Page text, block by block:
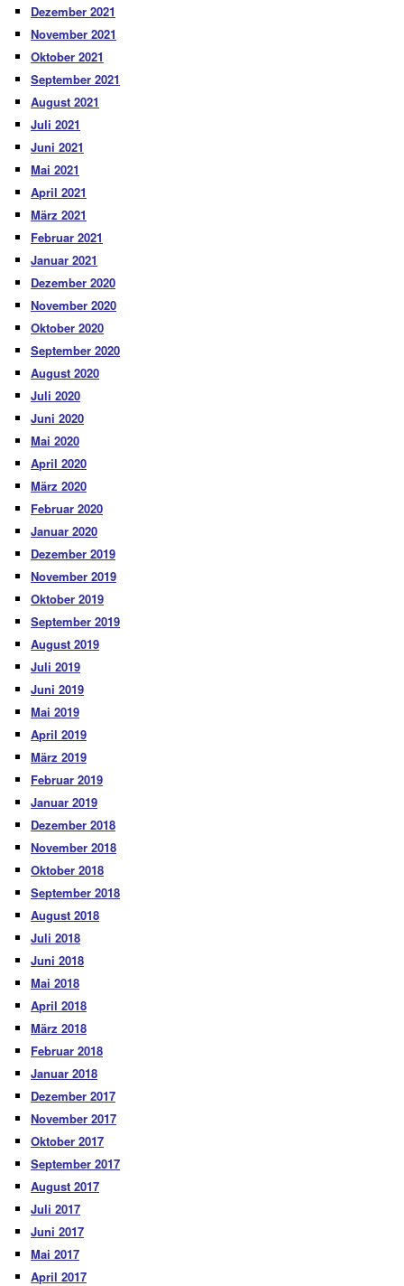
Dezember 2021
November 2021
Oktober 2021
September 2021
August 2021
Juli 2021
Juni 2021
Mai 2021
April 2021
März 2021
Februar 2021
Januar 2021
Dezember 2020
November 2020
Oktober 2020
September 2020
August 2020
Juli 2020
Juni 2020
Mai 2020
April 2020
März 2020
Februar 2020
Januar 2020
Dezember 2019
November 2019
Oktober 2019
September 2019
August 2019
Juli 2019
Juni 2019
Mai 2019
April 2019
März 2019
Februar 2019
Januar 2019
Dezember 2018
November 2018
Oktober 2018
September 2018
August 2018
Juli 2018
Juni 2018
Mai 2018
April 2018
März 2018
Februar 2018
Januar 2018
Dezember 2017
November 2017
Oktober 2017
September 2017
August 2017
Juli 2017
Juni 2017
Mai 2017
April 2017